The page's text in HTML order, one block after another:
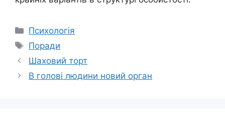
Категорії
Психологія
Позначки
Поради
Шаховий торт
В голові людини новий орган